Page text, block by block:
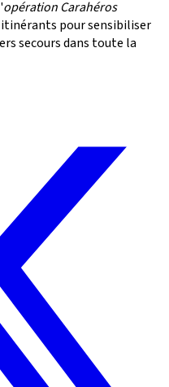
opération Carahéros
pour sensibiliser
secours dans toute la